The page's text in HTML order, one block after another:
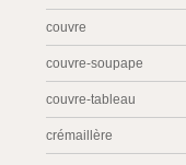
couvre
couvre-soupape
couvre-tableau
crémaillère